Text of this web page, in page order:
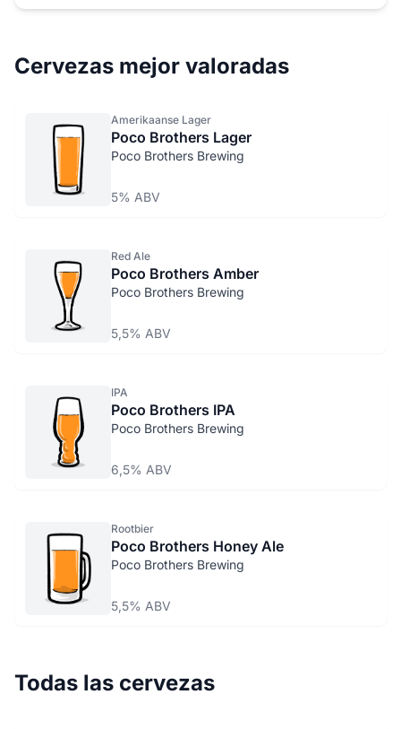
Cervezas mejor valoradas
Amerikaanse Lager
Poco Brothers Lager
Poco Brothers Brewing
5% ABV
Red Ale
Poco Brothers Amber
Poco Brothers Brewing
5,5% ABV
IPA
Poco Brothers IPA
Poco Brothers Brewing
6,5% ABV
Rootbier
Poco Brothers Honey Ale
Poco Brothers Brewing
5,5% ABV
Todas las cervezas